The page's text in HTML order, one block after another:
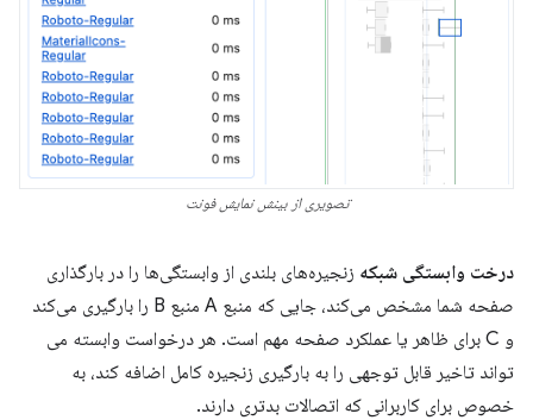
تصویری از بینش نمایش فونت
درخت وابستگی شبکه زنجیره‌های بلندی از وابستگی‌ها را در بارگذاری
صفحه شما مشخص می‌کند، جایی که منبع A منبع B را بارگیری می‌کند
و C برای ظاهر یا عملکرد صفحه مهم است. هر درخواست وابسته می
تواند تاخیر قابل توجهی را به بارگیری زنجیره کامل اضافه کند، به
خصوص برای کاربرانی که اتصالات بدتری دارند.